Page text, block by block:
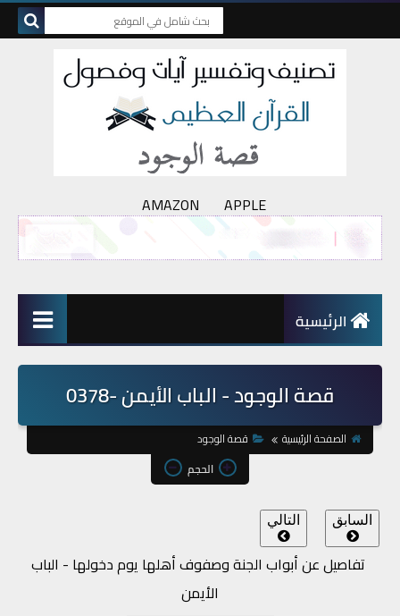
AMAZON APPLE
الرئيسية
قصة الوجود - الباب الأيمن -0378
الصفحة الرئيسية
قصة الوجود
الحجم
السابق التالي
تفاصيل عن أبواب الجنة وصفوف أهلها يوم دخولها - الباب
الأيمن